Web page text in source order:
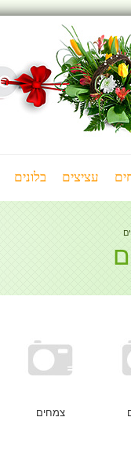
עציצים בלונים
צמחים